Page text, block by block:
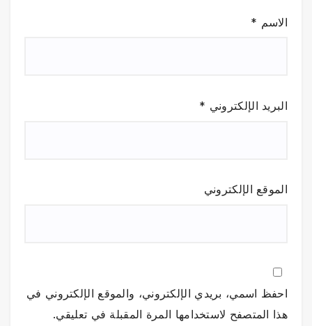
الاسم *
البريد الإلكتروني *
الموقع الإلكتروني
احفظ اسمي، بريدي الإلكتروني، والموقع الإلكتروني في
هذا المتصفح لاستخدامها المرة المقبلة في تعليقي.